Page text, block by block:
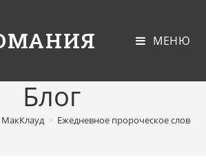
МЕНЮ
Блог
> Ежедневное пророческое слово